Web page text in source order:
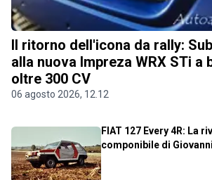
Il ritorno dell'icona da rally:
alla nuova Impreza WRX STi a
oltre 300 CV
06 agosto 2026, 12.12
FIAT 127 Every 4R: La
componibile di